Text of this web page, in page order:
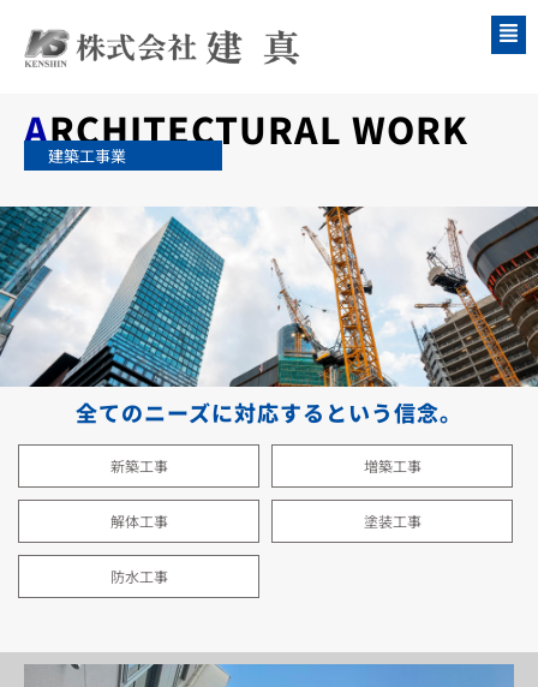
ARCHITECTURAL WORK
建築工事業
全てのニーズに対応するという信念。
新築工事 増築工事
解体工事 塗装工事
防水工事